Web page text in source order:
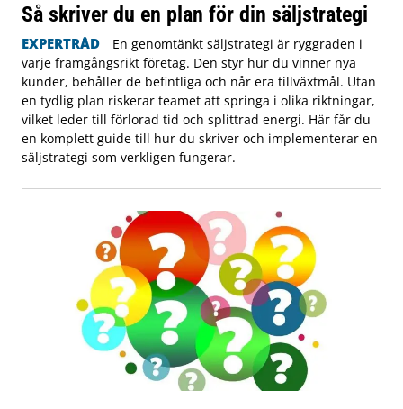
Så skriver du en plan för din säljstrategi
EXPERTRÅD
En genomtänkt säljstrategi är ryggraden i
varje framgångsrikt företag. Den styr hur du vinner nya
kunder, behåller de befintliga och når era tillväxtmål. Utan
en tydlig plan riskerar teamet att springa i olika riktningar,
vilket leder till förlorad tid och splittrad energi. Här får du
en komplett guide till hur du skriver och implementerar en
säljstrategi som verkligen fungerar.